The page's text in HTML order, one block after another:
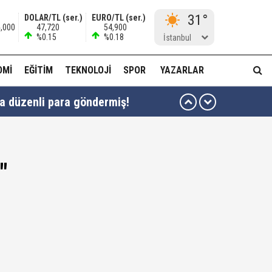
DOLAR/TL (ser.)
47,720
%0.15
EURO/TL (ser.)
54,900
%0.18
31°
İstanbul
EĞITIM TEKNOLOJI SPOR YAZARLAR
düzenli para göndermiş!
edilmeye razıyım'
Hür Ağbaba gözaltında!